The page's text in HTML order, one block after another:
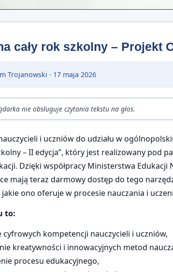
cały rok szkolny – Projekt
Trojanowski · 17 maja 2026
nie obsługuje czytania tekstu na głos.
i uczniów do udziału w
– II edycja”, który jest realizowany pod
Dzięki współpracy Ministerstwa
mają teraz darmowy dostęp do tego
ono oferuje w procesie nauczania i
to:
cyfrowych kompetencji nauczycieli i uczniów,
kreatywności i innowacyjnych metod
procesu edukacyjnego,